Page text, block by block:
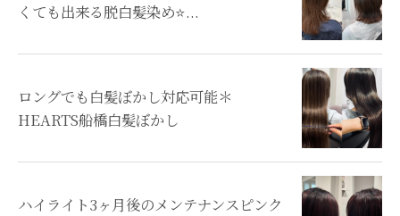
くても出来る脱白髪染め⭐...
ロングでも白髪ぼかし対応可能＊
HEARTS船橋白髪ぼかし
ハイライト3ヶ月後のメンテナンスピンク